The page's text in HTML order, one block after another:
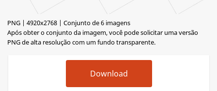
PNG | 4920x2768 | Conjunto de 6 imagens
Após obter o conjunto da imagem, você pode solicitar uma versão
PNG de alta resolução com um fundo transparente.